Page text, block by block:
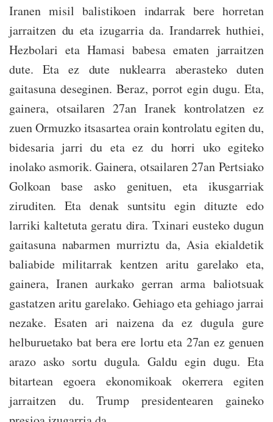
Iranen misil balistikoen indarrak bere horretan
jarraitzen du eta izugarria da. Irandarrek huthiei,
Hezbolari eta Hamasi babesa ematen jarraitzen
dute. Eta ez dute nuklearra aberasteko duten
gaitasuna deseginen. Beraz, porrot egin dugu. Eta,
gainera, otsailaren 27an Iranek kontrolatzen ez
zuen Ormuzko itsasartea orain kontrolatu egiten du,
bidesaria jarri du eta ez du horri uko egiteko
inolako asmorik. Gainera, otsailaren 27an Pertsiako
Golkoan base asko genituen, eta ikusgarriak
ziruditen. Eta denak suntsitu egin dituzte edo
larriki kaltetuta geratu dira. Txinari eusteko dugun
gaitasuna nabarmen murriztu da, Asia ekialdetik
baliabide militarrak kentzen aritu garelako eta,
gainera, Iranen aurkako gerran arma baliotsuak
gastatzen aritu garelako. Gehiago eta gehiago jarrai
nezake. Esaten ari naizena da ez dugula gure
helburuetako bat bera ere lortu eta 27an ez genuen
arazo asko sortu dugula. Galdu egin dugu. Eta
bitartean egoera ekonomikoak okerrera egiten
jarraitzen du. Trump presidentearen gaineko